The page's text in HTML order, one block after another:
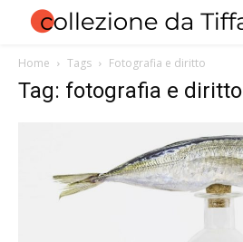
Home Tags Fotografia e diritto
Tag: fotografia e diritto